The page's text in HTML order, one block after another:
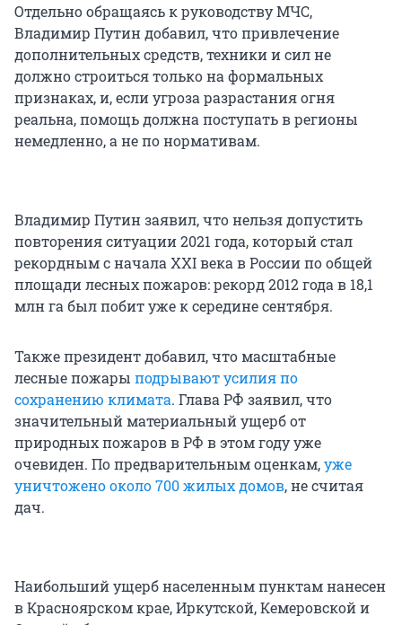
Отдельно обращаясь к руководству МЧС,
Владимир Путин добавил, что привлечение
дополнительных средств, техники и сил не
должно строиться только на формальных
признаках, и, если угроза разрастания огня
реальна, помощь должна поступать в регионы
немедленно, а не по нормативам.
Владимир Путин заявил, что нельзя допустить
повторения ситуации 2021 года, который стал
рекордным с начала XXI века в России по общей
площади лесных пожаров: рекорд 2012 года в 18,1
млн га был побит уже к середине сентября.
Также президент добавил, что масштабные
лесные пожары подрывают усилия по
сохранению климата. Глава РФ заявил, что
значительный материальный ущерб от
природных пожаров в РФ в этом году уже
очевиден. По предварительным оценкам,уже
уничтожено около 700 жилых домов, не считая
дач.
Наибольший ущерб населенным пунктам нанесен
в Красноярском крае, Иркутской, Кемеровской и